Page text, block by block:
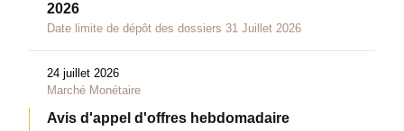
2026
Date limite de dépôt des dossiers 31 Juillet 2026
24 juillet 2026
Marché Monétaire
Avis d'appel d'offres hebdomadaire